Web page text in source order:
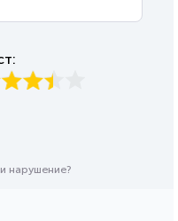
нарушение?